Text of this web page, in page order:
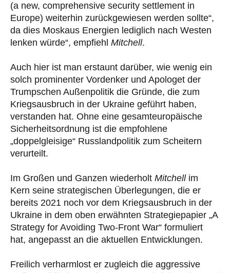
(a new, comprehensive security settlement in
Europe) weiterhin zurückgewiesen werden sollte“,
da dies Moskaus Energien lediglich nach Westen
lenken würde“, empfiehl Mitchell.
Auch hier ist man erstaunt darüber, wie wenig ein
solch prominenter Vordenker und Apologet der
Trumpschen Außenpolitik die Gründe, die zum
Kriegsausbruch in der Ukraine geführt haben,
verstanden hat. Ohne eine gesamteuropäische
Sicherheitsordnung ist die empfohlene
„doppelgleisige“ Russlandpolitik zum Scheitern
verurteilt.
Im Großen und Ganzen wiederholt Mitchell im
Kern seine strategischen Überlegungen, die er
bereits 2021 noch vor dem Kriegsausbruch in der
Ukraine in dem oben erwähnten Strategiepapier „A
Strategy for Avoiding Two-Front War“ formuliert
hat, angepasst an die aktuellen Entwicklungen.
Freilich verharmlost er zugleich die aggressive